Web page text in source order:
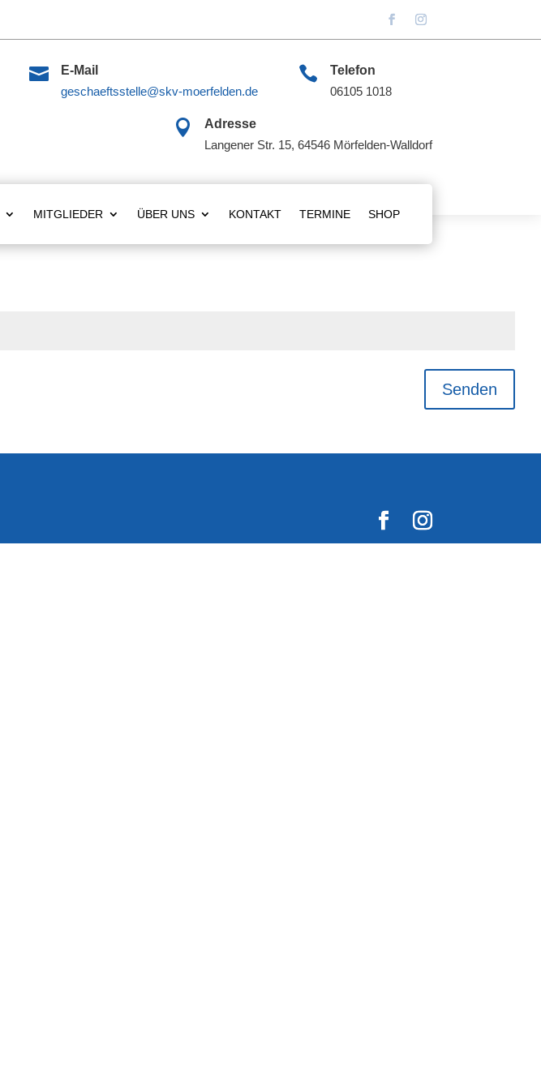

E-Mail
geschaeftsstelle@skv-moerfelden.de

Telefon
06105 1018

Adresse
Langener Str. 15, 64546 Mörfelden-Walldorf
MITGLIEDER ÜBER UNS KONTAKT TERMINE SHOP
Senden